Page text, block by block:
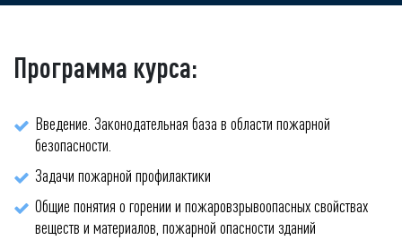
Программа курса:
Введение. Законодательная база в области пожарной
безопасности.
Задачи пожарной профилактики
Общие понятия о горении и пожаровзрывоопасных свойствах
веществ и материалов, пожарной опасности зданий